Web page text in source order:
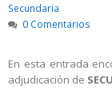
Secundaria
0 Comentarios
En esta entrada
adjudicación de